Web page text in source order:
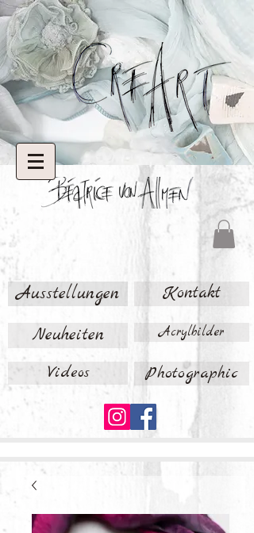
Ausstellungen Kontakt
Neuheiten Acrylbilder
Videos Photographic